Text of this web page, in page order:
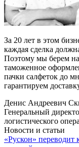
За 20 лет в этом
каждая сделка
Поэтому мы берем
таможенное
пачки салфеток до
гарантируем
Денис Андреевич
Генеральный
логистического
Новости и статьи
«Рускон»